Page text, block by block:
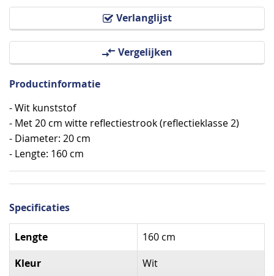
Verlanglijst
Vergelijken
van
Productinformatie
- Wit kunststof
- Met 20 cm witte reflectiestrook (reflectieklasse 2)
- Diameter: 20 cm
- Lengte: 160 cm
Specificaties
Specificaties
Lengte 160 cm
Kleur Wit